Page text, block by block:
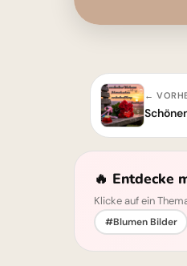
←
🔥 Entdecke
Klicke auf ein
#Blumen Bilder